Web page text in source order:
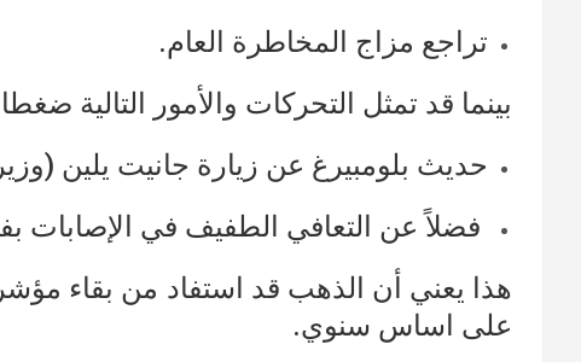
تراجع مزاج المخاطرة العام.
بينما قد تمثل التحركات والأمور التالية
حديث بلومبيرغ عن زيارة جانيت يلين
فضلاً عن التعافي الطفيف في الإصابات
على اساس سنوي.